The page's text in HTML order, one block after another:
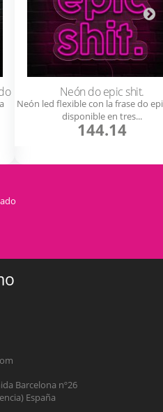
Neón do epic shit.
Neón led flexible con la frase do
disponible en tres...
144.14
Barcelona nº26
España